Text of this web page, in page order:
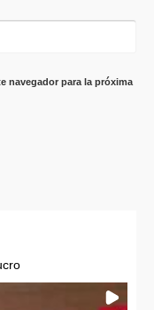
navegador para la próxima